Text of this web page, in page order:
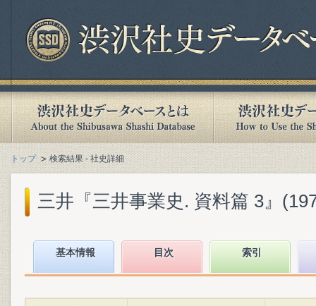
トップ 検索結果 - 社史詳細
三井『三井事業史. 資料篇 3』
基本情報 目次 索引